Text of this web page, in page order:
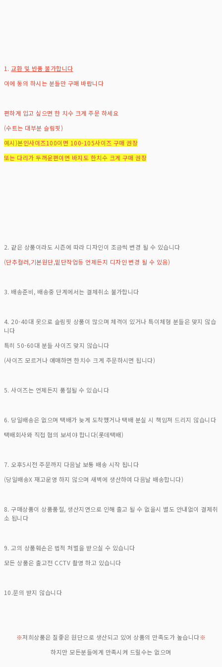
1.교환 및 반품 불가합니다
이에 동의 하시는 분들만 구매 바랍니다
편하게 입고 싶으면 한 치수 크게 주문 하세요
(수트는 대부분 슬림핏)
예시)본인사이즈100이면 100-105사이즈 구매 권장
또는 다리가 두꺼운편이면 바지도 한치수 크게 구매 권장
2. 같은 상품이라도 시즌에 따라 디자인이 조금씩 변경 될 수 있습니다
(단추컬러,기본원단,밑단작업등 언제든지 디자인 변경 될 수 있음)
3. 배송준비, 배송중 단계에서는 결체취소 불가합니다
4. 20-40대 옷으로 슬림핏 상품이 많으며 체격이 있거나 특이체형 분들은 맞지 않습
니다
특히 50-60대 분들 사이즈 맞지 않습니다
(사이즈 모르거나 애매하면 한치수 크게 주문하시면 됩니다)
5. 사이즈는 언제든지 품절될 수 있습니다
6. 당일배송은 없으며 택배가 늦게 도착했거나 택배 분실 시 책임져 드리지 않습니다
택배회사와 직접 협의 보셔야 합니다(롯데택배)
7. 오후5시전 주문까지 다음날 보통 배송 시작 됩니다
(당일배송X 재고운영 하지 않으며 새벽에 생산하여 다음날 배송합니다)
8. 구매상품이 상품품절, 생산지연으로 인해 출고 될 수 없을시 별도 안내없이 결제취
소 됩니다
9. 고의 상품훼손은 법적 처벌을 받으실 수 있습니다
모든 상품은 출고전 CCTV 촬영 하고 있습니다
10.문의 받지 않습니다
※저희상품은 질좋은 원단으로 생산되고 있어 상품의 만족도가 높습니다※
하지만 모든분들에게 만족시켜 드릴수는 없으며